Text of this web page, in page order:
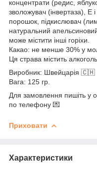
концентрати (редис,
зволожувач (інвертаза), E
порошок, підкислювач
натуральний
може містити інші горіхи.
Какао: не менше 30% у
Ця страва містить алкоголь.
Виробник: Швейцарія 🇨🇭
Вага: 125 гр.
Для замовлення пишіть у
по телефону 💌
Приховати
Характеристики